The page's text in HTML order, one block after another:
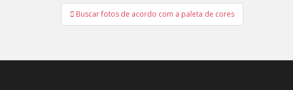
Post
navigation
Buscar fotos de acordo com a paleta de cores